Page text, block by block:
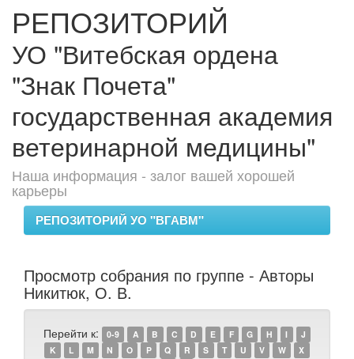
РЕПОЗИТОРИЙ
УО "Витебская ордена
"Знак Почета"
государственная академия
ветеринарной медицины"
Наша информация - залог вашей хорошей
карьеры
РЕПОЗИТОРИЙ УО "ВГАВМ"
Просмотр собрания по группе - Авторы
Никитюк, О. В.
Перейти к: 0-9 A B C D E F G H I
J
K
L M N O P Q R S T U V W
X